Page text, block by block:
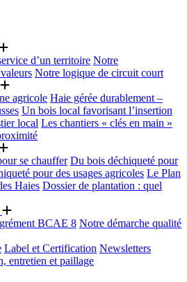
d’un territoire Notre
Notre logique de circuit court
agricole Haie gérée durablement –
Un bois local favorisant l’insertion
local Les chantiers « clés en main »
se chauffer Du bois déchiqueté pour
pour des usages agricoles Le Plan
Haies Dossier de plantation : quel
BCAE 8 Notre démarche qualité
Label et Certification Newsletters
entretien et paillage